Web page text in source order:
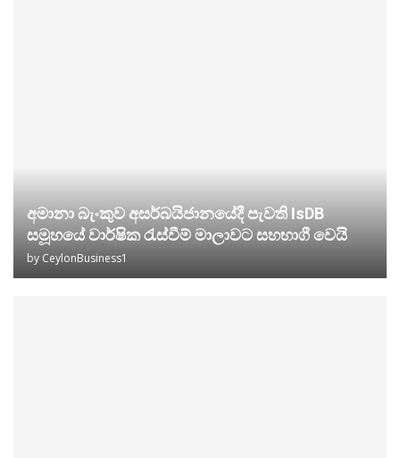
අමානා බැංකුව අසර්බයිජානයේදී පැවති IsDB
සමූහයේ වාර්ෂික රැස්වීම් මාලාවට සහභාගී වෙයි
by CeylonBusiness1